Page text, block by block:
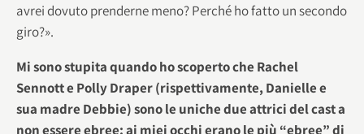
avrei dovuto prenderne meno? Perché ho fatto un secondo
giro?».
Mi sono stupita quando ho scoperto che Rachel
Sennott e Polly Draper (rispettivamente, Danielle e
sua madre Debbie) sono le uniche due attrici del cast a
non essere ebree: ai miei occhi erano le più “ebree” di